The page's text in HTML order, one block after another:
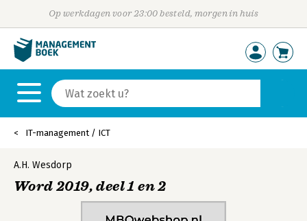
Op werkdagen voor 23:00 besteld, morgen in huis
IT-management / ICT
A.H. Wesdorp
Word 2019, deel 1 en 2